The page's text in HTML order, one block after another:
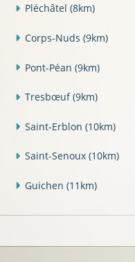
Pléchâtel (8km)
Corps-Nuds (9km)
Pont-Péan (9km)
Tresbœuf(9km)
Saint-Erblon (10km)
Saint-Senoux (10km)
Guichen (11km)